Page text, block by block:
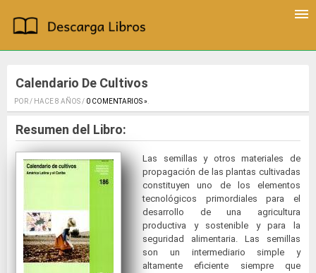
Calendario De Cultivos
POR / HACE 8 AÑOS / 0 COMENTARIOS ».
Resumen del Libro:
Las semillas y otros materiales de
propagación de las plantas cultivadas
constituyen uno de los elementos
tecnológicos primordiales para el
desarrollo de una agricultura
productiva y sostenible y para la
seguridad alimentaria. Las semillas
son un intermediario simple y
altamente eficiente siempre que